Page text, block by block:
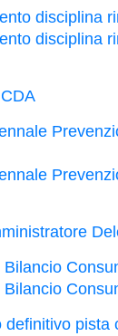
disciplina
disciplina
pista